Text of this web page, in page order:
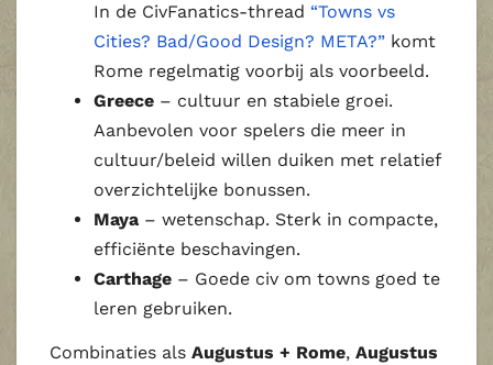
In de CivFanatics‑thread “Towns vs
Cities? Bad/Good Design? META?” komt
Rome regelmatig voorbij als voorbeeld.
Greece – cultuur en stabiele groei.
Aanbevolen voor spelers die meer in
cultuur/beleid willen duiken met relatief
overzichtelijke bonussen.
Maya – wetenschap. Sterk in compacte,
efficiënte beschavingen.
Carthage – Goede civ om towns goed te
leren gebruiken.
Combinaties als Augustus + Rome, Augustus